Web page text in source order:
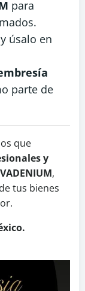
para
y úsalo en
parte de
que
y
VADENIUM,
tus bienes